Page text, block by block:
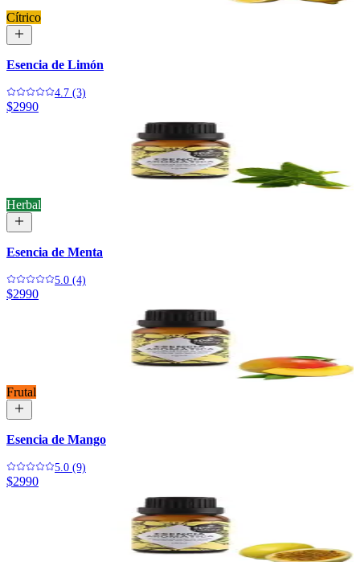
Cítrico
Esencia de Limón
4.7 (3)
$2990
Herbal
Esencia de Menta
5.0 (4)
$2990
Frutal
Esencia de Mango
5.0 (9)
$2990